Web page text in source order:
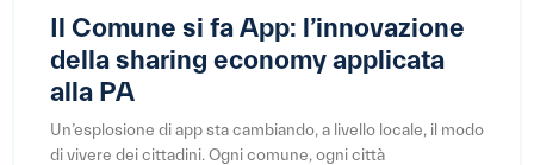
Il Comune si fa App: l’innovazione
della sharing economy applicata
alla PA
Un’esplosione di app sta cambiando, a livello locale, il modo
di vivere dei cittadini. Ogni comune, ogni città